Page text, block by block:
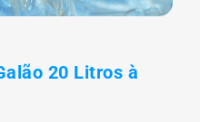
20 Litros à